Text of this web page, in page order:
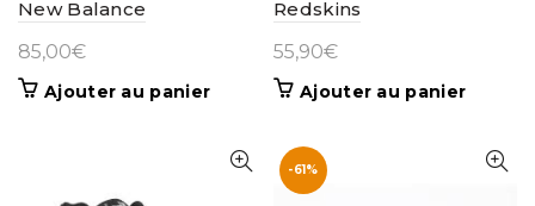
produit
New Balance
85,00€
Ajouter au panier
Redskins
55,90€
Ajouter au panier
-61%